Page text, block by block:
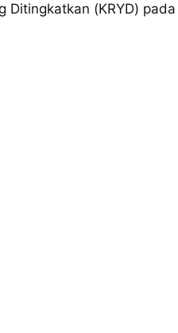
Ditingkatkan (KRYD)